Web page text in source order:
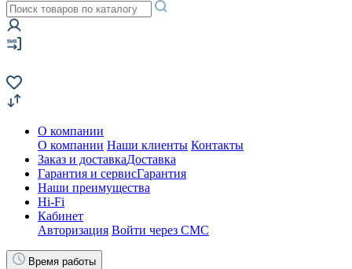
О компании
О компании Наши клиенты Контакты
Заказ и доставкаДоставка
Гарантия и сервисГарантия
Наши преимущества
Hi-Fi
Кабинет
Авторизация Войти через СМС
Время работы